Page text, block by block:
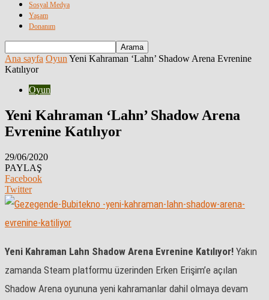
Sosyal Medya
Yaşam
Donanım
Ana sayfa Oyun Yeni Kahraman ‘Lahn’ Shadow Arena Evrenine
Katılıyor
Oyun
Yeni Kahraman ‘Lahn’ Shadow Arena
Evrenine Katılıyor
29/06/2020
PAYLAŞ
Facebook
Twitter
Yeni Kahraman Lahn Shadow Arena Evrenine Katılıyor! Yakın
zamanda Steam platformu üzerinden Erken Erişim’e açılan
Shadow Arena oyununa yeni kahramanlar dahil olmaya devam